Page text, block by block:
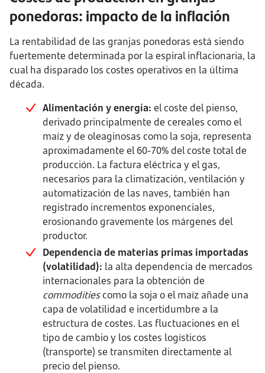
ponedoras: impacto de la inflación
La rentabilidad de las granjas ponedoras está siendo
fuertemente determinada por la espiral inflacionaria, la
cual ha disparado los costes operativos en la última
década.
Alimentación y energía: el coste del pienso,
derivado principalmente de cereales como el
maíz y de oleaginosas como la soja, representa
aproximadamente el 60-70% del coste total de
producción. La factura eléctrica y el gas,
necesarios para la climatización, ventilación y
automatización de las naves, también han
registrado incrementos exponenciales,
erosionando gravemente los márgenes del
productor.
Dependencia de materias primas importadas
(volatilidad): la alta dependencia de mercados
internacionales para la obtención de
commoditiescomo la soja o el maíz añade una
capa de volatilidad e incertidumbre a la
estructura de costes. Las fluctuaciones en el
tipo de cambio y los costes logísticos
(transporte) se transmiten directamente al
precio del pienso.